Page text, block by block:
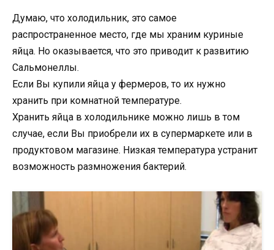
Думаю, что холодильник, это самое
распространенное место, где мы храним куриные
яйца. Но оказывается, что это приводит к развитию
Сальмонеллы.
Если Вы купили яйца у фермеров, то их нужно
хранить при комнатной температуре.
Хранить яйца в холодильнике можно лишь в том
случае, если Вы приобрели их в супермаркете или в
продуктовом магазине. Низкая температура устранит
возможность размножения бактерий.